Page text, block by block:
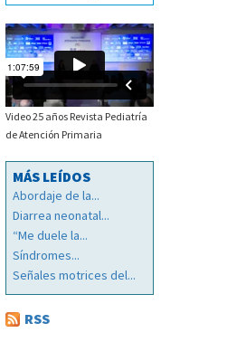
Video 25 años Revista Pediatría
de Atención Primaria
MÁS LEÍDOS
Abordaje de la...
Diarrea neonatal...
“Me duele la...
Síndromes...
Señales motrices del...
RSS